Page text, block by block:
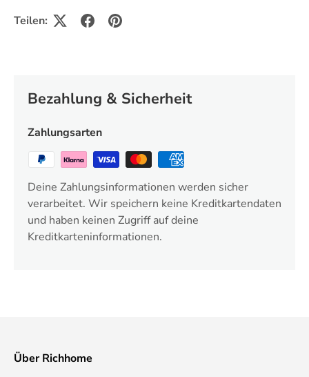
Teilen:
Bezahlung & Sicherheit
Zahlungsarten
Deine Zahlungsinformationen werden sicher
verarbeitet. Wir speichern keine Kreditkartendaten
und haben keinen Zugriff auf deine
Kreditkarteninformationen.
Über Richhome